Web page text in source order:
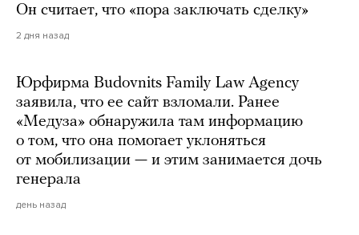
Он считает, что «пора заключать сделку»
2 дня назад
Юрфирма Budovnits Family Law Agency
заявила, что ее сайт взломали. Ранее
«Медуза» обнаружила там информацию
о том, что она помогает уклоняться
от мобилизации — и этим занимается дочь
генерала
день назад